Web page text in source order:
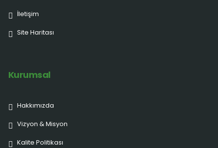
İletişim
Site Haritası
Kurumsal
Hakkımızda
Vizyon & Misyon
Kalite Politikası